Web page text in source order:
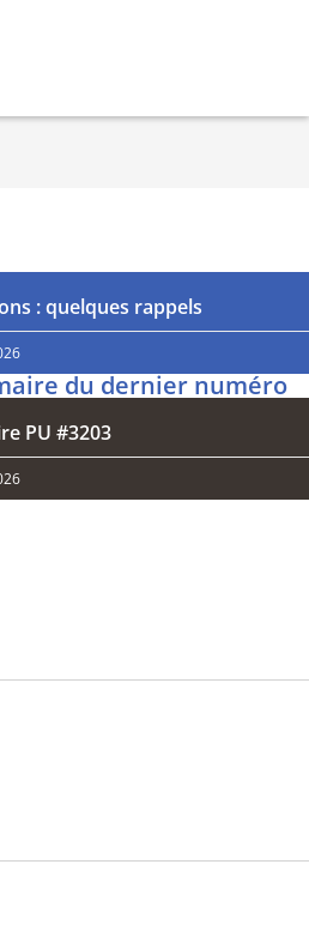
: quelques rappels
du dernier numéro
PU #3203